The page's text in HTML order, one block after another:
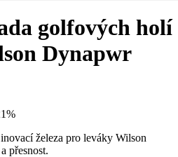
golfových holí
Dynapwr
železa pro leváky Wilson
přesnost.